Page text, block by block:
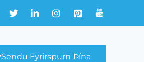
Sendu Fyrirspurn Þína